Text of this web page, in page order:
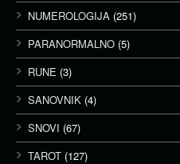
NUMEROLOGIJA (251)
PARANORMALNO (5)
RUNE (3)
SANOVNIK (4)
SNOVI (67)
TAROT (127)